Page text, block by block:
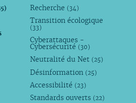
Recherche (34)
Transition écologique
(33)
Cyberattaques -
Cybersécurité (30)
Neutralité du Net (25)
Désinformation (25)
Accessibilité (23)
Standards ouverts (22)